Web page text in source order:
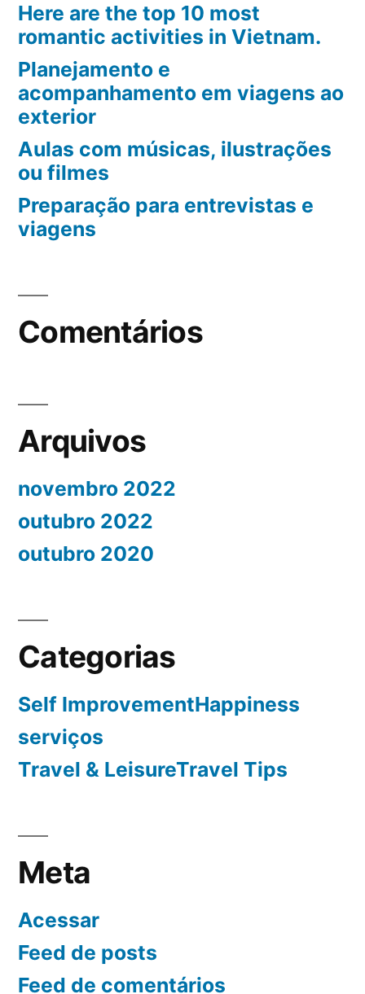
Here are the top 10 most
romantic activities in Vietnam.
Planejamento e
acompanhamento em viagens ao
exterior
Aulas com músicas, ilustrações
ou filmes
Preparação para entrevistas e
viagens
Comentários
Arquivos
novembro 2022
outubro 2022
outubro 2020
Categorias
Self ImprovementHappiness
serviços
Travel & LeisureTravel Tips
Meta
Acessar
Feed de posts
Feed de comentários